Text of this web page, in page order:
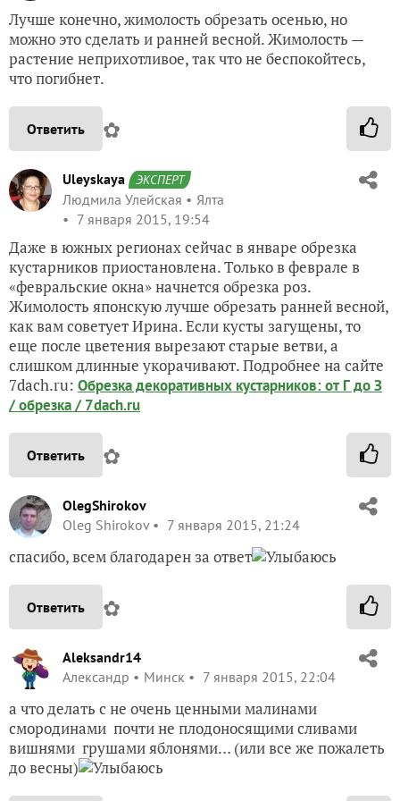
Лучше конечно, жимолость обрезать осенью, но
можно это сделать и ранней весной. Жимолость —
растение неприхотливое, так что не беспокойтесь,
что погибнет.
Ответить ✿
Uleyskaya ЭКСПЕРТ
Людмила Улейская
Ялта
7 января 2015, 19:54
Даже в южных регионах сейчас в январе обрезка
кустарников приостановлена. Только в феврале в
«февральские окна» начнется обрезка роз.
Жимолость японскую лучше обрезать ранней весной,
как вам советует Ирина. Если кусты загущены, то
еще после цветения вырезают старые ветви, а
слишком длинные укорачивают. Подробнее на сайте
7dach.ru: Обрезка декоративных кустарников: от Г до З
/ обрезка / 7dach.ru
Ответить ✿
OlegShirokov
Oleg Shirokov
7 января 2015, 21:24
спасибо, всем благодарен за ответ
Ответить ✿
Aleksandr14
Александр
Минск 7 января 2015, 22:04
а что делать с не очень ценными малинами
смородинами почти не плодоносящими сливами
вишнями грушами яблонями… (или все же пожалеть
до весны)